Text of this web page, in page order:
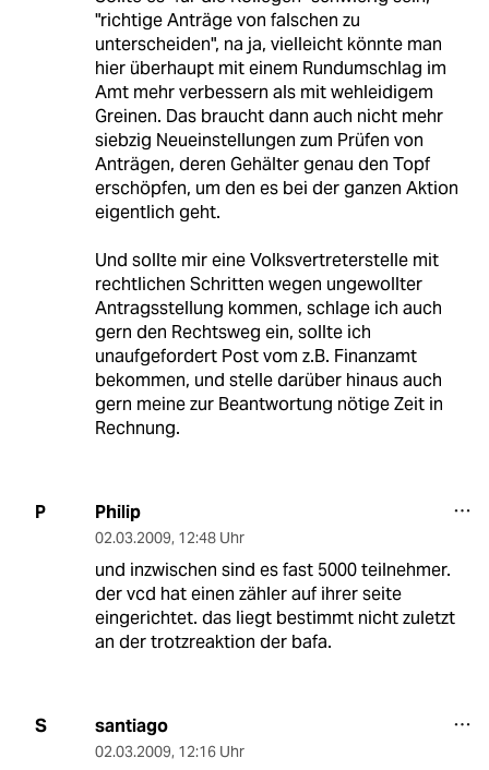
"richtige Anträge von falschen zu
unterscheiden", na ja, vielleicht könnte man
hier überhaupt mit einem Rundumschlag im
Amt mehr verbessern als mit wehleidigem
Greinen. Das braucht dann auch nicht mehr
siebzig Neueinstellungen zum Prüfen von
Anträgen, deren Gehälter genau den Topf
erschöpfen, um den es bei der ganzen Aktion
eigentlich geht.
Und sollte mir eine Volksvertreterstelle mit
rechtlichen Schritten wegen ungewollter
Antragsstellung kommen, schlage ich auch
gern den Rechtsweg ein, sollte ich
unaufgefordert Post vom z.B. Finanzamt
bekommen, und stelle darüber hinaus auch
gern meine zur Beantwortung nötige Zeit in
Rechnung.
P Philip
02.03.2009, 12:48 Uhr
und inzwischen sind es fast 5000 teilnehmer.
der vcd hat einen zähler auf ihrer seite
eingerichtet. das liegt bestimmt nicht zuletzt
an der trotzreaktion der bafa.
S santiago
02.03.2009, 12:16 Uhr